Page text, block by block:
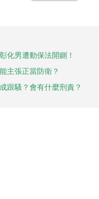
化男遭動保法開鍘！
主張正當防衛？
跟騷？會有什麼刑責？